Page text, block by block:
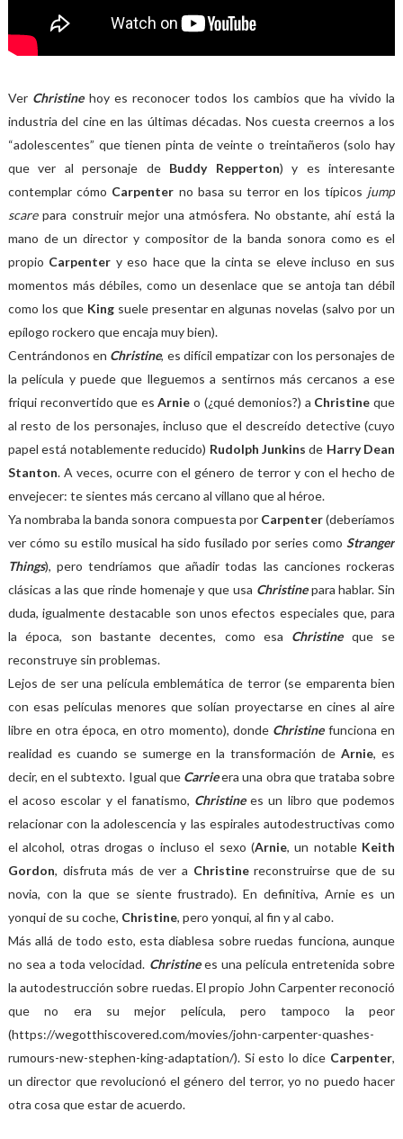
Ver Christine hoy es reconocer todos los cambios que ha vivido la
industria del cine en las últimas décadas. Nos cuesta creernos a los
“adolescentes” que tienen pinta de veinte o treintañeros (solo hay
que ver al personaje de Buddy Repperton) y es interesante
contemplar cómo Carpenter no basa su terror en los típicos jump
scarepara construir mejor una atmósfera. No obstante, ahí está la
mano de un director y compositor de la banda sonora como es el
propio Carpenter y eso hace que la cinta se eleve incluso en sus
momentos más débiles, como un desenlace que se antoja tan débil
como los que King suele presentar en algunas novelas (salvo por un
epílogo rockero que encaja muy bien).
Centrándonos en Christine, es difícil empatizar con los personajes de
la película y puede que lleguemos a sentirnos más cercanos a ese
friqui reconvertido que esArnie o (¿qué demonios?) a Christineque
al resto de los personajes, incluso que el descreído detective (cuyo
papel está notablemente reducido) Rudolph Junkinsde Harry Dean
Stanton. A veces, ocurre con el género de terror y con el hecho de
envejecer: te sientes más cercano al villano que al héroe.
Ya nombraba la banda sonora compuesta por Carpenter(deberíamos
ver cómo su estilo musical ha sido fusilado por series comoStranger
Things), pero tendríamos que añadir todas las canciones rockeras
clásicas a las que rinde homenaje y que usa Christinepara hablar. Sin
duda, igualmente destacable son unos efectos especiales que, para
la época, son bastante decentes, como esa Christineque se
reconstruye sin problemas.
Lejos de ser una película emblemática de terror (se emparenta bien
con esas películas menores que solían proyectarse en cines al aire
libre en otra época, en otro momento), donde Christinefunciona en
realidad es cuando se sumerge en la transformación deArnie, es
decir, en el subtexto. Igual que Carrieera una obra que trataba sobre
el acoso escolar y el fanatismo, Christinees un libro que podemos
relacionar con la adolescencia y las espirales autodestructivas como
el alcohol, otras drogas o incluso el sexo (Arnie, un notable Keith
Gordon, disfruta más de ver a Christinereconstruirse que de su
novia, con la que se siente frustrado). En definitiva, Arnie es un
yonqui de su coche, Christine, pero yonqui, al fin y al cabo.
Más allá de todo esto, esta diablesa sobre ruedas funciona, aunque
no sea a toda velocidad. Christinees una película entretenida sobre
la autodestrucción sobre ruedas. El propio John Carpenter reconoció
que no era su mejor película, pero tampoco la peor
(https://wegotthiscovered.com/movies/john-carpenter-quashes-
rumours-new-stephen-king-adaptation/). Si esto lo dice Carpenter,
un director que revolucionó el género del terror, yo no puedo hacer
otra cosa que estar de acuerdo.